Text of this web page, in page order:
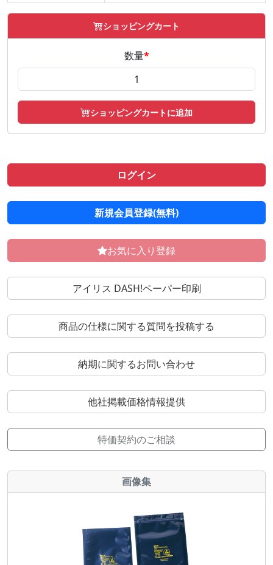
ショッピングカート
数量*
ショッピングカートに追加
ログイン
新規会員登録(無料)
お気に入り登録
アイリス DASH!ペーパー印刷
商品の仕様に関する質問を投稿する
納期に関するお問い合わせ
他社掲載価格情報提供
特価契約のご相談
画像集